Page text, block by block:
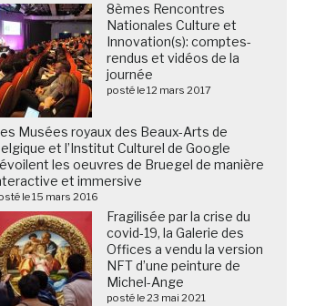
8èmes Rencontres
Nationales Culture et
Innovation(s): comptes-
rendus et vidéos de la
journée
posté le 12 mars 2017
Musées royaux des Beaux-Arts de
et l’Institut Culturel de Google
les oeuvres de Bruegel de manière
et immersive
le 15 mars 2016
Fragilisée par la crise du
covid-19, la Galerie des
Offices a vendu la version
NFT d’une peinture de
Michel-Ange
posté le 23 mai 2021